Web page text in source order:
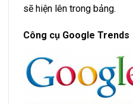
sẽ hiện lên trong bảng.
Công cụ Google Trends